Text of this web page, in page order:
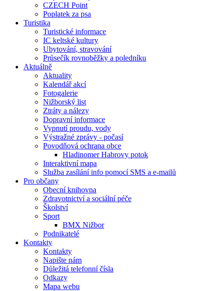
CZECH Point
Poplatek za psa
Turistika
Turistické informace
IC keltské kultury
Ubytování, stravování
Průsečík rovnoběžky a poledníku
Aktuálně
Aktuality
Kalendář akcí
Fotogalerie
Nižborský list
Ztráty a nálezy
Dopravní informace
Vypnutí proudu, vody
Výstražné zprávy - počasí
Povodňová ochrana obce
Hladinomer Habrovy potok
Interaktivní mapa
Služba zasílání info pomocí SMS a e-mailů
Pro občany
Obecní knihovna
Zdravotnictví a sociální péče
Školství
Sport
BMX Nižbor
Podnikatelé
Kontakty
Kontakty
Napište nám
Důležitá telefonní čísla
Odkazy
Mapa webu